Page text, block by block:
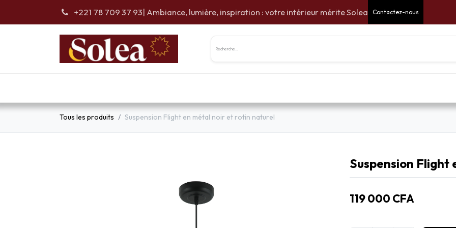
+221 78 709 37 93| Ambiance, lumière, inspiration : votre intérieur mérite Solea Contactez-nous
Tous les produits Suspension Flight en métal noir et rotin naturel
Suspension
119 000 CFA